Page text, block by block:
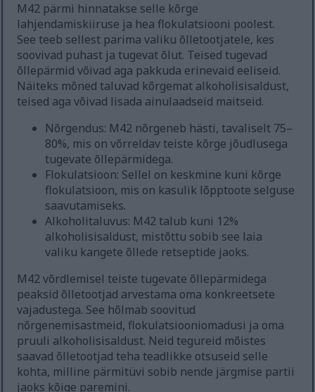
M42 pärmi hinnatakse selle kõrge
lahjendamiskiiruse ja hea flokulatsiooni poolest.
See teeb sellest parima valiku õlletootjatele, kes
soovivad puhast ja tugevat õlut. Teised tugevad
õllepärmid võivad aga pakkuda erinevaid eeliseid.
Näiteks mõned taluvad kõrgemat alkoholisisaldust,
teised aga võivad lisada ainulaadseid maitseid.
Nõrgendus: M42 nõrgeneb hästi, tavaliselt 75–
80%, mis on võrreldav teiste kõrge jõudlusega
tugevate õllepärmidega.
Flokulatsioon: Sellel on keskmine kuni kõrge
flokulatsioon, mis on kasulik lõpptoote selguse
saavutamiseks.
Alkoholitaluvus: M42 talub kuni 12%
alkoholisisaldust, mistõttu sobib see laia
valiku kangete õllede retseptide jaoks.
M42 võrdlemisel teiste tugevate õllepärmidega
peaksid õlletootjad arvestama oma konkreetsete
vajadustega. See hõlmab soovitud
nõrgenemisastmeid, flokulatsiooniomadusi ja oma
pruuli alkoholisisaldust. Neid tegureid mõistes
saavad õlletootjad teha teadlikke otsuseid selle
kohta, milline pärmitüvi sobib nende järgmise partii
jaoks kõige paremini.